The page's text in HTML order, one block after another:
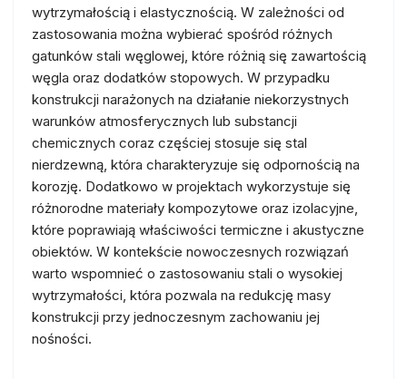
wytrzymałością i elastycznością. W zależności od
zastosowania można wybierać spośród różnych
gatunków stali węglowej, które różnią się zawartością
węgla oraz dodatków stopowych. W przypadku
konstrukcji narażonych na działanie niekorzystnych
warunków atmosferycznych lub substancji
chemicznych coraz częściej stosuje się stal
nierdzewną, która charakteryzuje się odpornością na
korozję. Dodatkowo w projektach wykorzystuje się
różnorodne materiały kompozytowe oraz izolacyjne,
które poprawiają właściwości termiczne i akustyczne
obiektów. W kontekście nowoczesnych rozwiązań
warto wspomnieć o zastosowaniu stali o wysokiej
wytrzymałości, która pozwala na redukcję masy
konstrukcji przy jednoczesnym zachowaniu jej
nośności.